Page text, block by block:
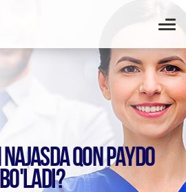
QON PAYDO
BO'LADI?